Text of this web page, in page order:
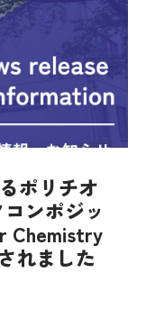
ポリチオ
ンポジッ
Chemistry
れました